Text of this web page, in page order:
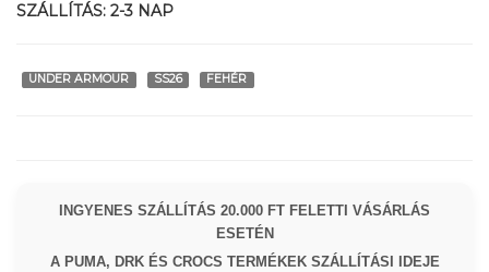
SZÁLLÍTÁS: 2-3 NAP
UNDER ARMOUR SS26 FEHÉR
INGYENES SZÁLLÍTÁS 20.000 FT FELETTI VÁSÁRLÁS
ESETÉN
A PUMA, DRK ÉS CROCS TERMÉKEK SZÁLLÍTÁSI IDEJE